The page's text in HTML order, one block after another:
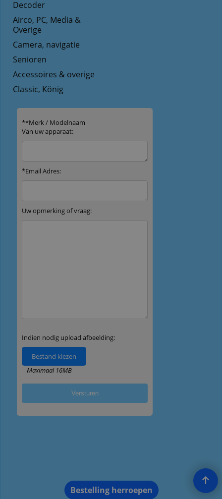
Decoder
Airco, PC, Media &
Overige
Camera, navigatie
Senioren
Accessoires & overige
Classic, König
Bestelling herroepen